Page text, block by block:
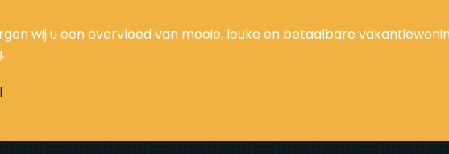
wij u een overvloed van mooie, leuke en betaalbare